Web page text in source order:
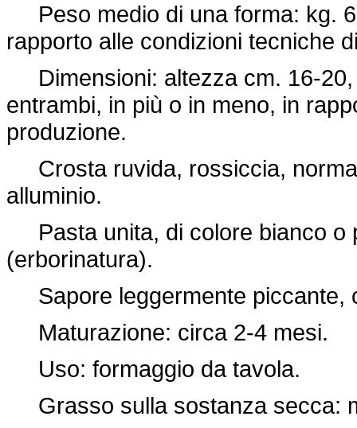
Peso medio di una forma: kg.
rapporto alle condizioni tecniche
Dimensioni: altezza cm. 16-20,
entrambi, in più o in meno, in
produzione.
Crosta ruvida, rossiccia,
alluminio.
Pasta unita, di colore bianco o
(erborinatura).
Sapore leggermente piccante,
Maturazione: circa 2-4 mesi.
Uso: formaggio da tavola.
Grasso sulla sostanza secca: